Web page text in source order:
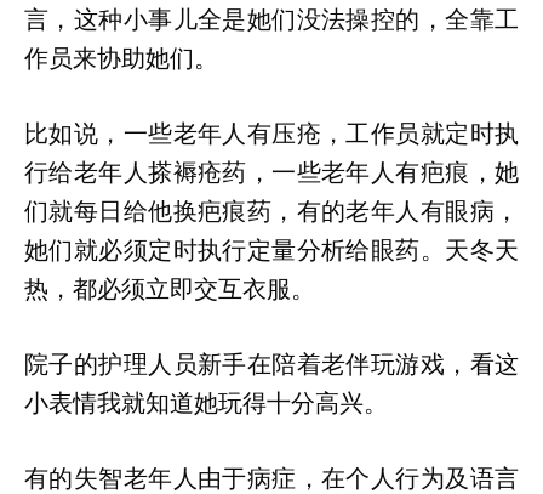
言，这种小事儿全是她们没法操控的，全靠工
作员来协助她们。
比如说，一些老年人有压疮，工作员就定时执
行给老年人搽褥疮药，一些老年人有疤痕，她
们就每日给他换疤痕药，有的老年人有眼病，
她们就必须定时执行定量分析给眼药。天冬天
热，都必须立即交互衣服。
院子的护理人员新手在陪着老伴玩游戏，看这
小表情我就知道她玩得十分高兴。
有的失智老年人由于病症，在个人行为及语言